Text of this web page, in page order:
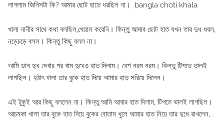
লাগলাম জিনিসটা কি? আমার ছোট হাতে ধরছিল না। bangla choti khala
খালা নানীর সাথে কথা বলছিল,খেয়াল করেনি। কিন্তু আমার ছোট হাত যখন তার দুধ ধরল,
নড়েচড়ে বসল। কিন্তু কিছু বলল না।
আমি ডান দুধ দেখার পর বাম দুধেও হাত দিলাম। বেশ নরম নরম। কিন্তু টিপতে ভালই
লাগছিল। হঠাৎ খালা তার বুকে হাত দিয়ে আমার হাত সরিয়ে দিলেন।
এই টুকুই আর কিছু বললেন না। কিন্তু আমি আবার হাত দিলাম, টিপতে ভালই লাগছিল।
আচমকা খালা তার বুকে হাত দিয়ে বুকের বোতাম খুলে আমার হাত নিয়ে তার দুধে রাখলেন,